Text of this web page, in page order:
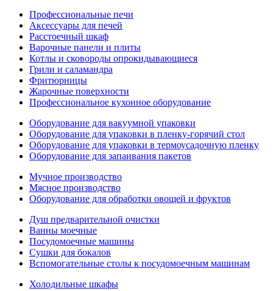
Профессиональные печи
Аксессуары для печей
Расстоечный шкаф
Варочные панели и плиты
Котлы и сковороды опрокидывающиеся
Грили и саламандра
Фритюрницы
Жарочные поверхности
Профессиональное кухонное оборудование
Оборудование для вакуумной упаковки
Оборудование для упаковки в пленку-горячий стол
Оборудование для упаковки в термоусадочную пленку
Оборудование для запаивания пакетов
Мучное производство
Мясное производство
Оборудование для обработки овощей и фруктов
Душ предварительной очистки
Ванны моечные
Посудомоечные машины
Сушки для бокалов
Вспомогательные столы к посудомоечным машинам
Холодильные шкафы